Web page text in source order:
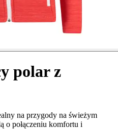
polar z
na przygody na świeżym
o połączeniu komfortu i